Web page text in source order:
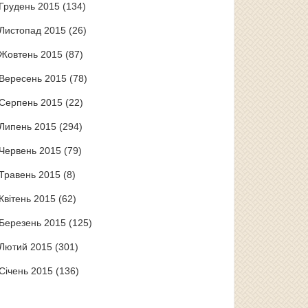
2015(134)
2015(26)
2015(87)
2015(78)
2015(22)
2015(294)
2015(79)
2015(8)
2015(62)
2015(125)
2015(301)
2015(136)